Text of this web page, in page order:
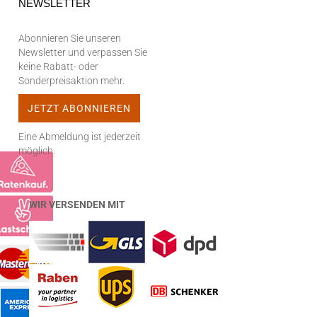
NEWSLETTER
Abonnieren Sie unseren
Newsletter und verpassen Sie
keine Rabatt- oder
Sonderpreisaktion mehr.
Eine Abmeldung ist jederzeit
möglich.
WIR VERSENDEN MIT